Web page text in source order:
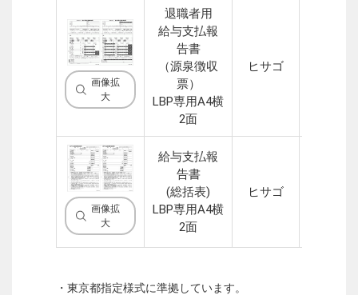
画像拡
大
退職者用
給与支払報
告書
（源泉徴収
票）
LBP専用A4横
2面
ヒサゴ
画像拡
大
給与支払報
告書
(総括表)
LBP専用A4横
2面
ヒサゴ
・東京都指定様式に準拠しています。